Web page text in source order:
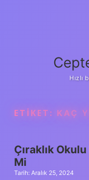
Hızlı
ETIKET: KAÇ
Çıraklık
Mi
Tarih: Aralık 25, 2024